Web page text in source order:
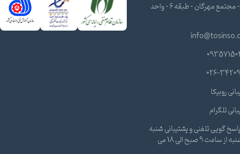
شرقی - مجتمع مهرگان - طبقه 6 - واحد
026-
روبیکا
تلگرام
گویی تلفنی و پشتیبانی شنبه
تا چهارشنبه از ساعت 9 صبح الی 18 می